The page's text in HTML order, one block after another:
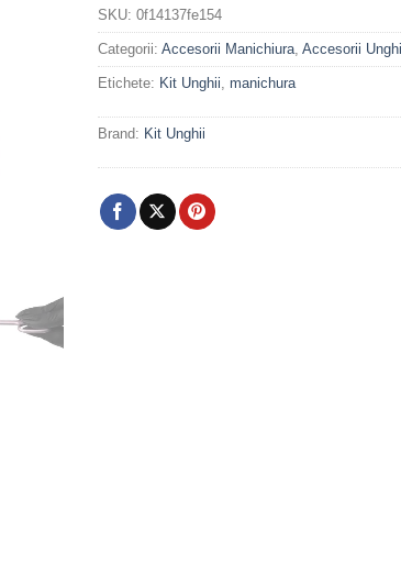
SKU: 0f14137fe154
Categorii: Accesorii Manichiura Accesorii
Etichete: Kit Unghii manichura
Brand: Kit Unghii